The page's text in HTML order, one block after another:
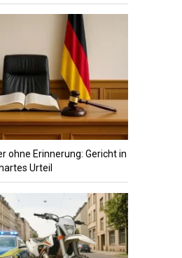
ohne Erinnerung: Gericht in
Urteil